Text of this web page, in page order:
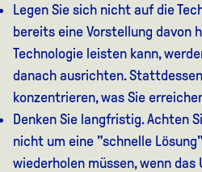
Legen Sie sich nicht auf die
bereits eine Vorstellung davon
Technologie leisten kann,
danach ausrichten.
konzentrieren, was Sie
Denken Sie langfristig. Achten
nicht um eine "schnelle
wiederholen müssen, wenn